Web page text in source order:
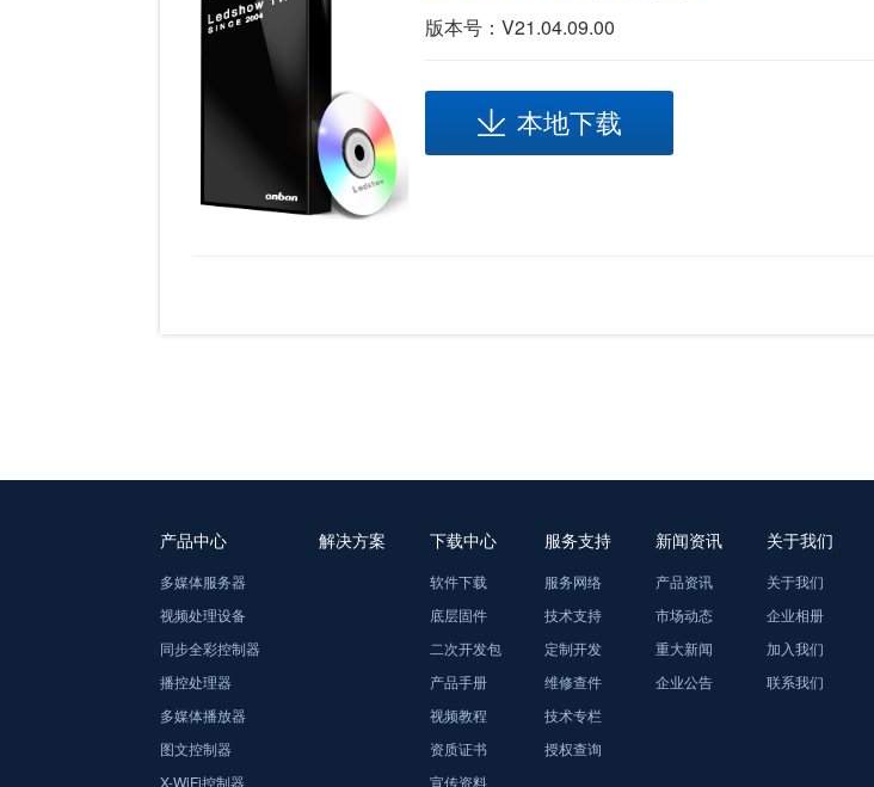
版本号：V21.04.09.00
本地下载
产品中心
多媒体服务器
视频处理设备
同步全彩控制器
播控处理器
多媒体播放器
图文控制器
X-WiFi控制器
解决方案 下载中心
软件下载
底层固件
二次开发包
产品手册
视频教程
资质证书
宣传资料
服务支持
服务网络
技术支持
定制开发
维修查件
技术专栏
授权查询
新闻资讯
产品资讯
市场动态
重大新闻
企业公告
关于我们
关于我们
企业相册
加入我们
联系我们